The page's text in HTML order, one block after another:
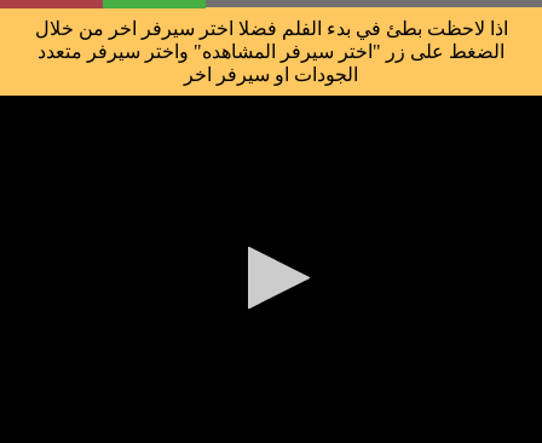
اذا لاحظت بطئ في بدء الفلم فضلا اختر سيرفر اخر من خلال
الضغط على زر "اختر سيرفر المشاهده" واختر سيرفر متعدد
الجودات او سيرفر اخر